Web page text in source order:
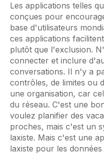
Les applications telles
conçues pour
base d'utilisateurs
ces applications
plutôt que l'exclusion.
connecter et inclure
conversations. Il n'y a
contrôles, de limites ou
une organisation, car
du réseau. C'est une
voulez planifier des
proches, mais c'est un
laxiste. Mais c'est une
laxiste pour les